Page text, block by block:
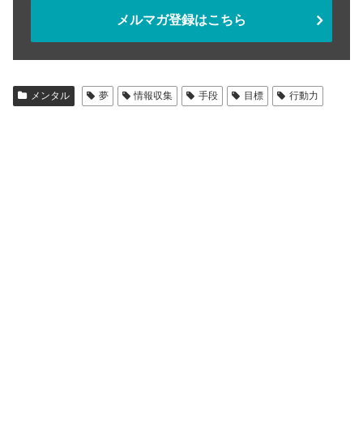
メルマガ登録はこちら
メンタル 夢 情報収集 手段 目標 行動力